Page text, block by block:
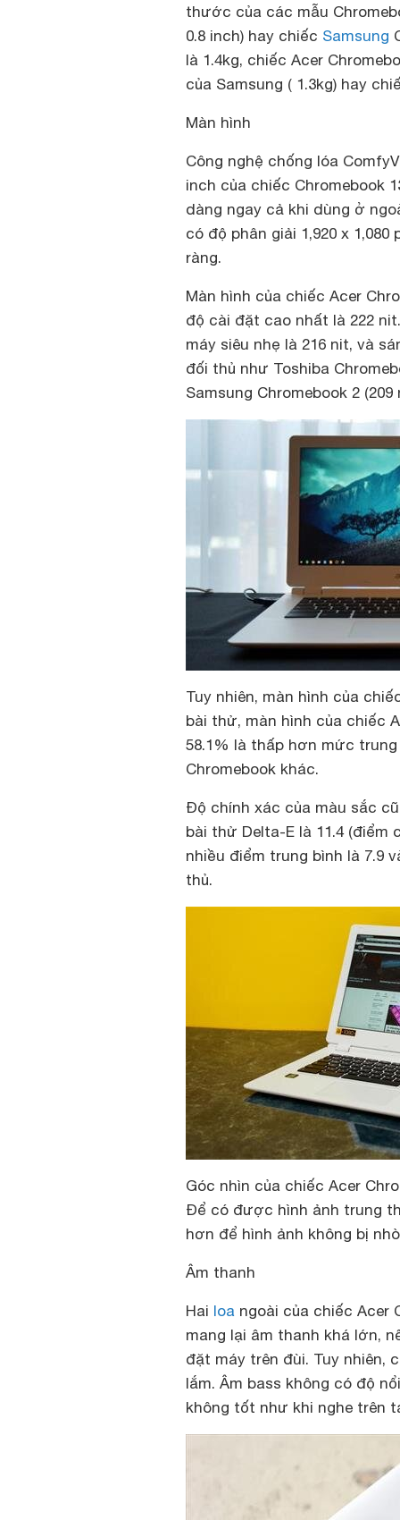
thước của các mẫu
0.8 inch) hay chiếc Samsung
là 1.4kg, chiếc Acer
của Samsung ( 1.3kg) hay
Màn hình
Công nghệ chống lóa
inch của chiếc Chromebook
dàng ngay cả khi dùng ở
có độ phân giải 1,920 x
ràng.
Màn hình của chiếc Acer
độ cài đặt cao nhất là 222
máy siêu nhẹ là 216 nit, và
đối thủ như Toshiba
Samsung Chromebook 2 (209
Tuy nhiên, màn hình của
bài thử, màn hình của chiếc
58.1% là thấp hơn mức
Chromebook khác.
Độ chính xác của màu sắc
bài thử Delta-E là 11.4 (điểm
nhiều điểm trung bình là 7.9
thủ.
Góc nhìn của chiếc Acer
Để có được hình ảnh trung
hơn để hình ảnh không bị
Âm thanh
Hai loa ngoài của chiếc Acer
mang lại âm thanh khá lớn,
đặt máy trên đùi. Tuy nhiên,
lắm. Âm bass không có độ
không tốt như khi nghe trên